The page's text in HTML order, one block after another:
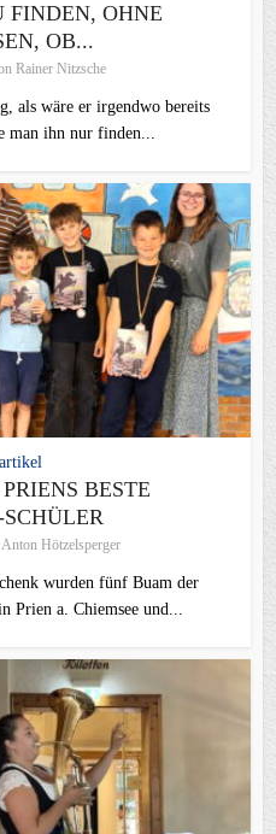
FINDEN, OHNE
OB...
Rainer Nitzsche
als wäre er irgendwo bereits
man ihn nur finden...
BESTE
Anton Hötzelsperger
wurden fünf Buam der
Prien a. Chiemsee und...